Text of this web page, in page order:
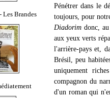
Les Brandes
Pénétrer dans le
toujours, pour
Diadorim donc,
aux yeux verts
l'arrière-pays et,
Brésil, peu
uniquement
compagnon du
d'un roman qui